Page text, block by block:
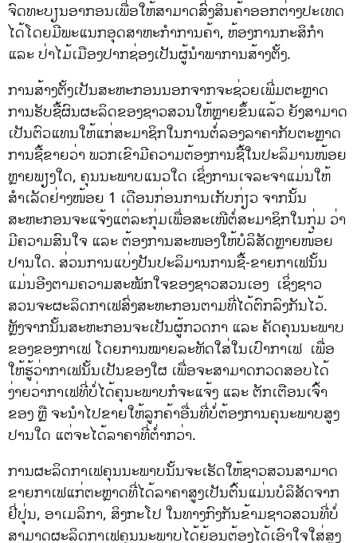
ຈົດທະບຽນອາກອນເພື່ອໃຫ້ສາມາດສົ່ງສິນຄ້າອອກຕ່າງປະເທດ
ໄດ້ໂດຍມີພະແນກອຸດສາຫະກຳການຄ້າ, ຫ້ອງການກະສິກຳ
ແລະ ປ່າໄມ້ເມືອງປາກຊ່ອງເປັນຜູ້ນຳພາການສ້າງຕັ້ງ.
ການສ້າງຕັ້ງເປັນສະຫະກອນນອກຈາກຈະຊ່ວຍເພີ່ມຕະຫຼາດ
ການຮັບຊື້ຜົນຜະລິດຂອງຊາວສວນໃຫ້ຫຼາຍຂຶ້ນແລ້ວ ຍັງສາມາດ
ເປັນຕົວແທນໃຫ້ແກ່ສະມາຊິກໃນການຕໍ່ລອງລາຄາກັບຕະຫຼາດ
ການຊື້ຂາຍວ່າ ພວກເຂົາມີຄວາມຕ້ອງການຊື້ໃນປະລິມານໜ້ອຍ
ຫຼາຍພຽງໃດ, ຄຸນນະພາບແນວໃດ ເຊິ່ງການເຈລະຈາແມ່ນໃຫ້
ສຳເລັດຢ່າງໜ້ອຍ 1 ເດືອນກ່ອນການເກັບກ່ຽວ ຈາກນັ້ນ
ສະຫະກອນຈະແຈ້ງແຕ່ລະກຸ່ມເພື່ອສະເໜີຕໍ່ສະມາຊິກໃນກຸ່ມ ວ່າ
ມີຄວາມສົນໃຈ ແລະ ຕ້ອງການສະໜອງໃຫ້ບໍລິສັດຫຼາຍໜ້ອຍ
ປານໃດ. ສ່ວນການແບ່ງປັນປະລິມານການຊື້-ຂາຍກາເຟນັ້ນ
ແມ່ນອີງຕາມຄວາມສະໝັກໃຈຂອງຊາວສວນເອງ ເຊິ່ງຊາວ
ສວນຈະຜະລິດກາເຟສົ່ງສະຫະກອນຕາມທີ່ໄດ້ຕົກລົງກັນໄວ້.
ຫຼັງຈາກນັ້ນສະຫະກອນຈະເປັນຜູ້ກວດກາ ແລະ ຄັດຄຸນນະພາບ
ຂອງຂອງກາເຟ ໂດຍການໝາຍລະຫັດໃສ່ໃນເປົາກາເຟ ເພື່ອ
ໃຫ້ຮູ້ວ່າກາເຟນັ້ນເປັນຂອງໃຜ ເພື່ອຈະສາມາດກວດສອບໄດ້
ງ່າຍວ່າກາເຟທີ່ບໍ່ໄດ້ຄຸນະພາບກໍຈະແຈ້ງ ແລະ ຕັກເຕືອນເຈົ້າ
ຂອງ ຫຼື ຈະນຳໄປຂາຍໃຫ້ລູກຄ້າອື່ນທີ່ບໍ່ຕ້ອງການຄຸນະພາບສູງ
ປານໃດ ແຕ່ຈະໄດ້ລາຄາທີ່ຕ່ຳກວ່າ.
ການຜະລິດກາເຟຄຸນນະພາບນັ້ນຈະເຮັດໃຫ້ຊາວສວນສາມາດ
ຂາຍກາເຟແກ່ຕະຫຼາດທີ່ໄດ້ລາຄາສູງເປັນຕົ້ນແມ່ນບໍລິສັດຈາກ
ຢີ່ປຸ່ນ, ອາເມລິກາ, ສິງກະໂປ ໃນທາງກົງກັນຂ້າມຊາວສວນທີ່ບໍ່
ສາມາດຜະລິດກາເຟຄຸນນະພາບໄດ້ຍ້ອນຕ້ອງໄດ້ເອົາໃຈໃສ່ສູງ